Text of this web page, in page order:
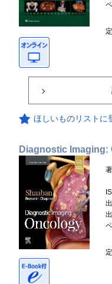
ほしいものリストに
Diagnostic Imaging: